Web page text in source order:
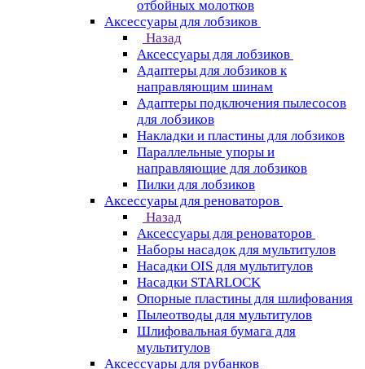
отбойных молотков
Аксессуары для лобзиков
Назад
Аксессуары для лобзиков
Адаптеры для лобзиков к
направляющим шинам
Адаптеры подключения пылесосов
для лобзиков
Накладки и пластины для лобзиков
Параллельные упоры и
направляющие для лобзиков
Пилки для лобзиков
Аксессуары для реноваторов
Назад
Аксессуары для реноваторов
Наборы насадок для мультитулов
Насадки OIS для мультитулов
Насадки STARLOCK
Опорные пластины для шлифования
Пылеотводы для мультитулов
Шлифовальная бумага для
мультитулов
Аксессуары для рубанков